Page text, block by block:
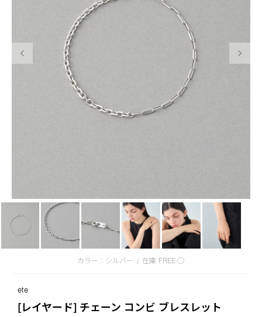
カラー：シルバー / 在庫 FREE:◯
ete
[レイヤード] チェーン コンビ ブレスレット